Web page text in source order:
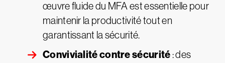
œuvre fluide du MFA est essentielle pour
maintenir la productivité tout en
garantissant la sécurité.
Convivialité contre sécurité : des